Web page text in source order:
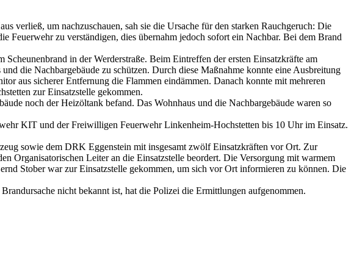
verließ, um nachzuschauen, sah sie die Ursache für den starken Rauchgeruch: Die
Feuerwehr zu verständigen, dies übernahm jedoch sofort ein Nachbar. Bei dem Brand
in der Werderstraße. Beim Eintreffen der ersten Einsatzkräfte am
die Nachbargebäude zu schützen. Durch diese Maßnahme konnte eine Ausbreitung
aus sicherer Entfernung die Flammen eindämmen. Danach konnte mit mehreren
zur Einsatzstelle gekommen.
noch der Heizöltank befand. Das Wohnhaus und die Nachbargebäude waren so
KIT und der Freiwilligen Feuerwehr Linkenheim-Hochstetten bis 10 Uhr im Einsatz.
sowie dem DRK Eggenstein mit insgesamt zwölf Einsatzkräften vor Ort. Zur
Organisatorischen Leiter an die Einsatzstelle beordert. Die Versorgung mit warmem
Stober war zur Einsatzstelle gekommen, um sich vor Ort informieren zu können. Die
nicht bekannt ist, hat die Polizei die Ermittlungen aufgenommen.